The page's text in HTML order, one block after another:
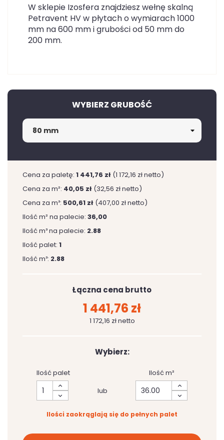
W sklepie Izosfera znajdziesz wełnę skalną
Petravent HV w płytach o wymiarach 1000
mm na 600 mm i grubości od 50 mm do
200 mm.
WYBIERZ GRUBOŚĆ
Cena za paletę: 1 441,76 zł (1 172,16 zł netto)
Cena za m²: 40,05 zł (32,56 zł netto)
Cena za m³: 500,61 zł (407,00 zł netto)
Ilość m² na palecie: 36,00
Ilość m³ na palecie: 2.88
Ilość palet: 1
Ilość m³: 2.88
Łączna cena brutto
1 441,76 zł
1 172,16 zł netto
Wybierz:
Ilość palet
lub
Ilość m²
Ilości zaokrąglają się do pełnych palet